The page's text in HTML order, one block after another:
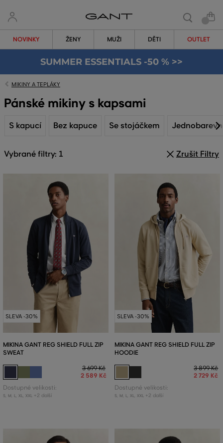
NOVINKY ŽENY MUŽI DĚTI OUTLET
SUMMER ESSENTIALS -50 % >>
MIKINY A TEPLÁKY
Pánské mikiny s kapsami
S kapucí Bez kapuce Se stojáčkem
Vybrané filtry: 1 Zrušit Filtry
SLEVA -30%
MIKINA GANT REG SHIELD FULL ZIP
SWEAT
3 699 Kč
2 589 Kč
Dostupné velikosti:
S, M L XL XXL +2 další
SLEVA -30%
MIKINA GANT REG SHIELD FULL ZIP
HOODIE
3 899 Kč
2 729 Kč
Dostupné velikosti:
S, M L XL XXL +2 další